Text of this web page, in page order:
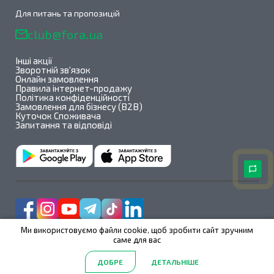
Каталог Пошук
Для питань та пропозицій
club@fora.ua
Інші акції
Зворотній зв'язок
Онлайн замовлення
Правила інтернет-продажу
Політика конфіденційності
Замовлення для бізнесу (B2B)
Куточок Споживача
Запитання та відповіді
Fora@All rights reserved 2026
2.39.123
1.1.1
Ми використовуємо файли cookie, щоб зробити сайт зручним
саме для вас
ДОБРЕ ДЕТАЛЬНІШЕ